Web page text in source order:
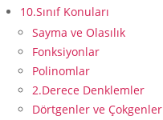
10.Sınıf Konuları
Sayma ve Olasılık
Fonksiyonlar
Polinomlar
2.Derece Denklemler
Dörtgenler ve Çokgenler